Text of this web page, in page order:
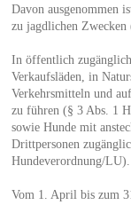
Davon ausgenommen
zu jagdlichen
In öffentlich
Verkaufsläden, in
Verkehrsmitteln und
zu führen (§ 3 Abs. 1
sowie Hunde mit
Drittpersonen
Hundeverordnung/LU).
Vom 1. April bis zum